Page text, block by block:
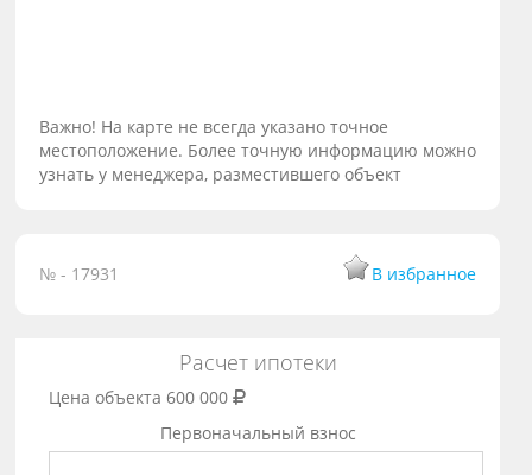
Важно! На карте не всегда указано точное
местоположение. Более точную информацию можно
узнать у менеджера, разместившего объект
№ - 17931 В избранное
Расчет ипотеки
Цена объекта 600 000
Первоначальный взнос